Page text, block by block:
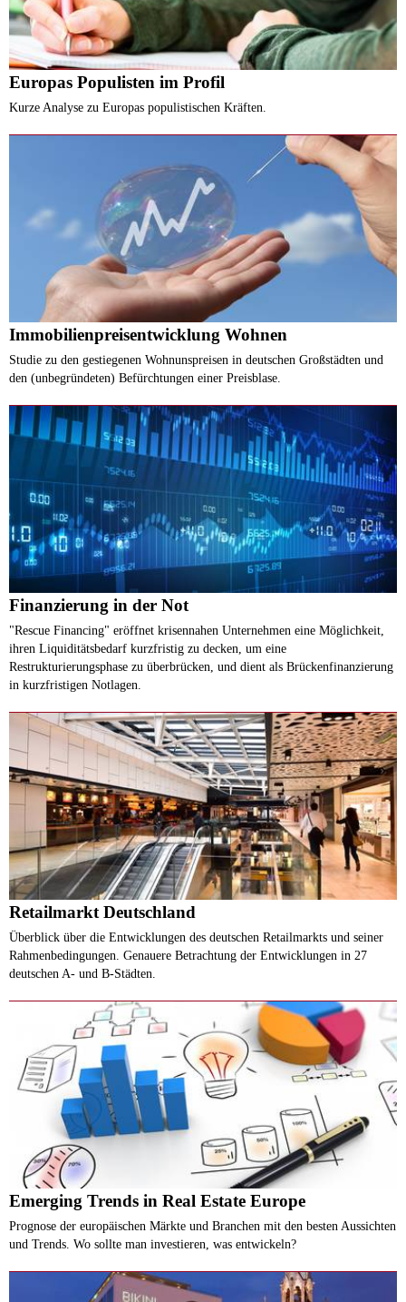
Europas Populisten im Profil
Kurze Analyse zu Europas populistischen Kräften.
Immobilienpreisentwicklung Wohnen
Studie zu den gestiegenen Wohnunspreisen in deutschen Großstädten und
den (unbegründeten) Befürchtungen einer Preisblase.
Finanzierung in der Not
"Rescue Financing" eröffnet krisennahen Unternehmen eine Möglichkeit,
ihren Liquiditätsbedarf kurzfristig zu decken, um eine
Restrukturierungsphase zu überbrücken, und dient als Brückenfinanzierung
in kurzfristigen Notlagen.
Retailmarkt Deutschland
Überblick über die Entwicklungen des deutschen Retailmarkts und seiner
Rahmenbedingungen. Genauere Betrachtung der Entwicklungen in 27
deutschen A- und B-Städten.
Emerging Trends in Real Estate Europe
Prognose der europäischen Märkte und Branchen mit den besten Aussichten
und Trends. Wo sollte man investieren, was entwickeln?